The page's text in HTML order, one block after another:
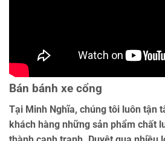
Bán bánh xe cổng
Tại Minh Nghĩa, chúng tôi luôn tận
khách hàng những sản phẩm chất